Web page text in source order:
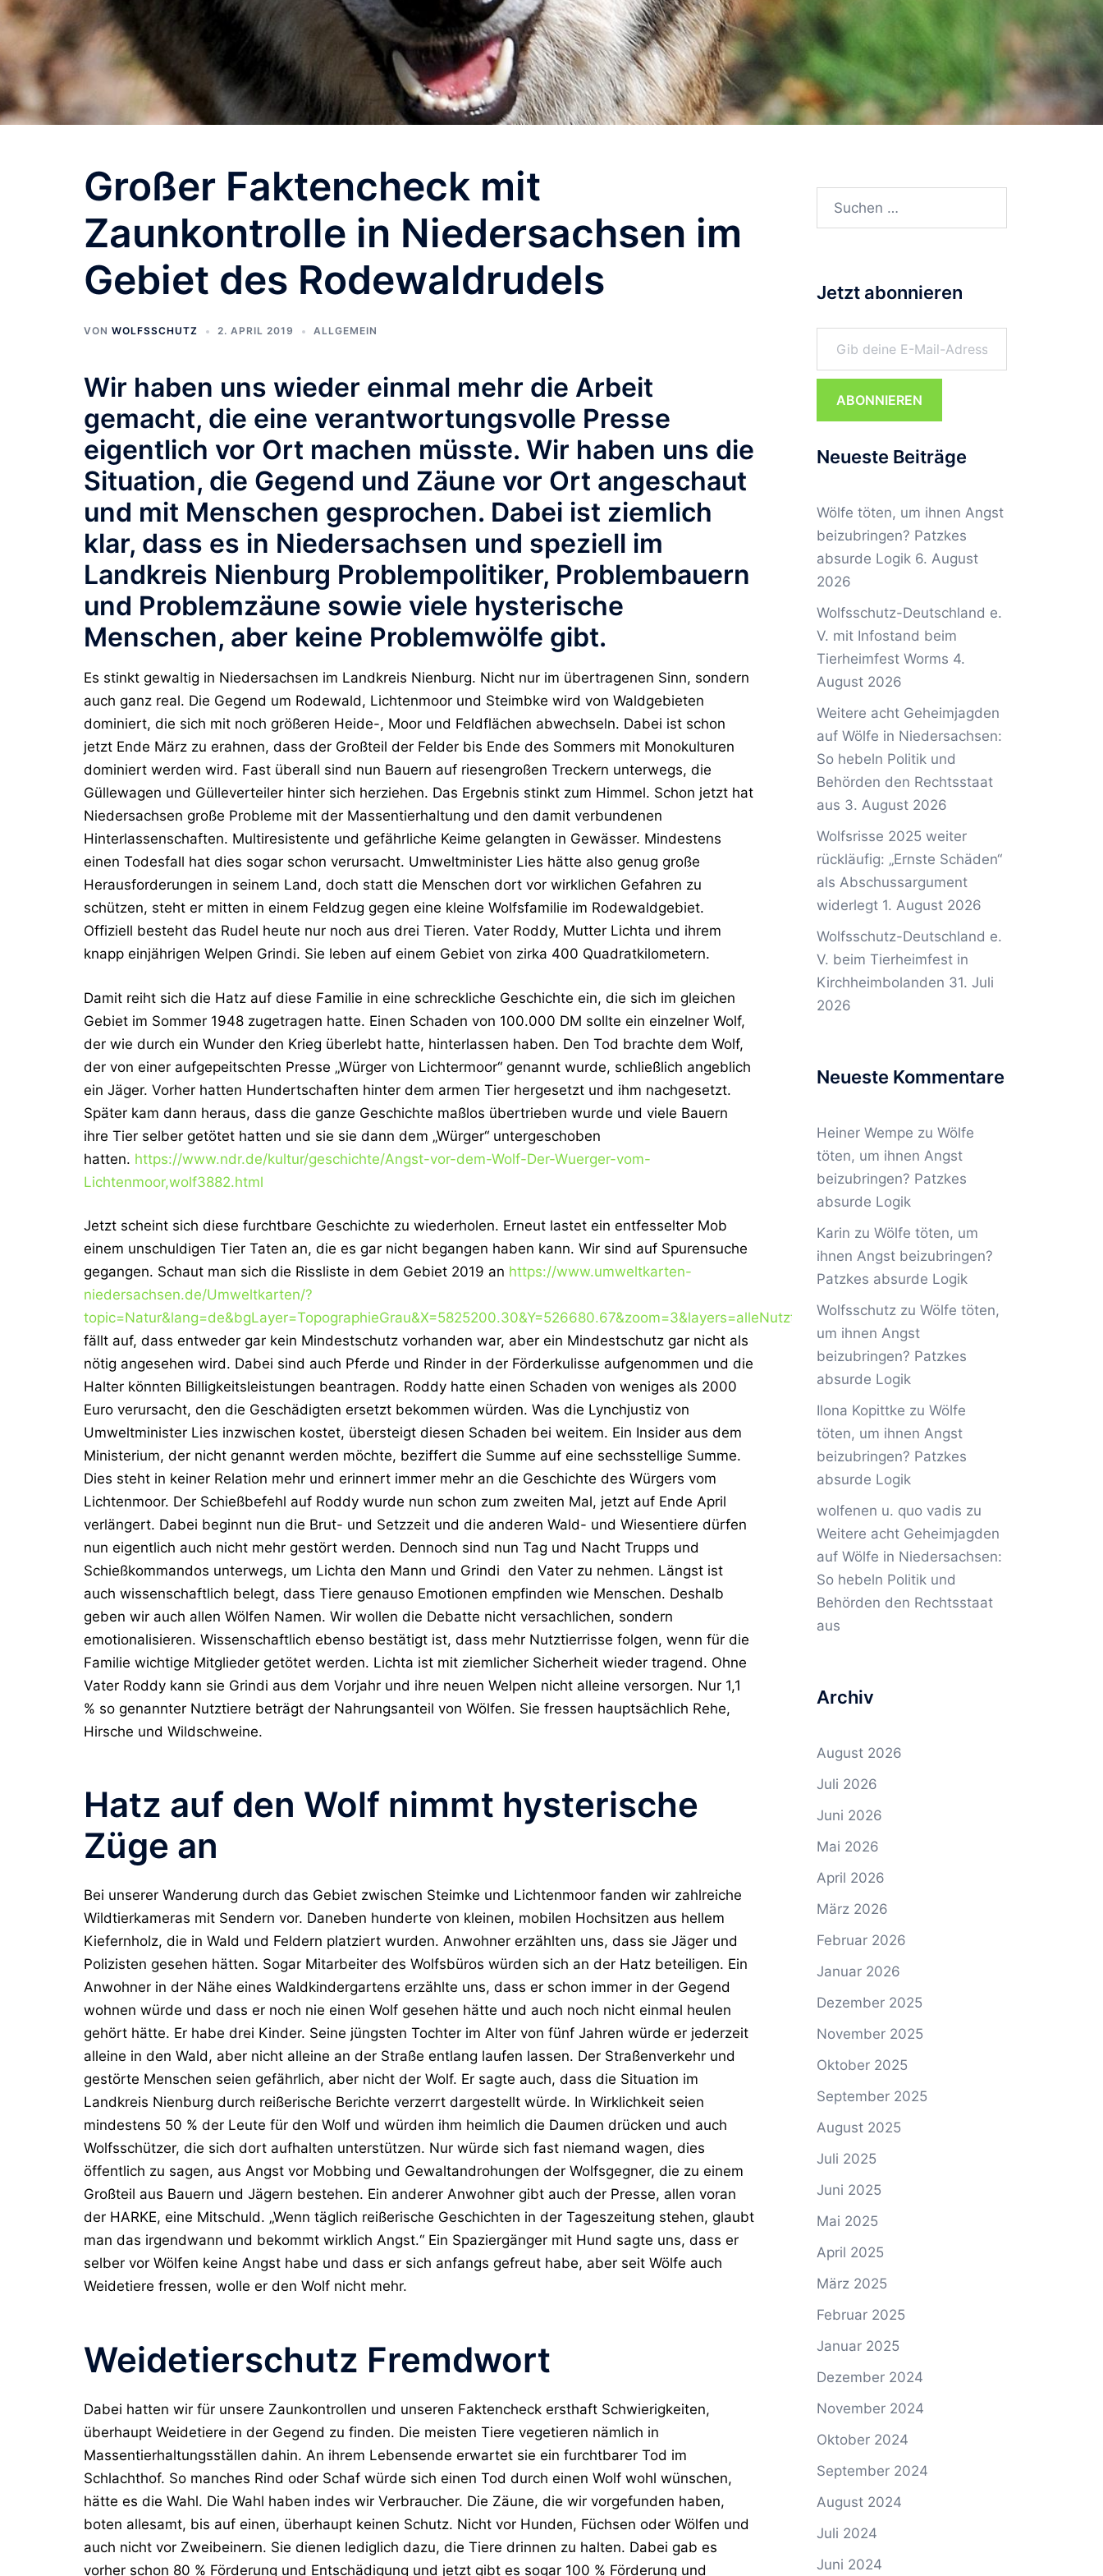
Großer Faktencheck mit
Zaunkontrolle in Niedersachsen im
Gebiet des Rodewaldrudels
VON WOLFSSCHUTZ 2. APRIL 2019 ALLGEMEIN
Wir haben uns wieder einmal mehr die Arbeit
gemacht, die eine verantwortungsvolle Presse
eigentlich vor Ort machen müsste. Wir haben uns die
Situation, die Gegend und Zäune vor Ort angeschaut
und mit Menschen gesprochen. Dabei ist ziemlich
klar, dass es in Niedersachsen und speziell im
Landkreis Nienburg Problempolitiker, Problembauern
und Problemzäune sowie viele hysterische
Menschen, aber keine Problemwölfe gibt.
Es stinkt gewaltig in Niedersachsen im Landkreis Nienburg. Nicht nur im übertragenen Sinn, sondern
auch ganz real. Die Gegend um Rodewald, Lichtenmoor und Steimbke wird von Waldgebieten
dominiert, die sich mit noch größeren Heide-, Moor und Feldflächen abwechseln. Dabei ist schon
jetzt Ende März zu erahnen, dass der Großteil der Felder bis Ende des Sommers mit Monokulturen
dominiert werden wird. Fast überall sind nun Bauern auf riesengroßen Treckern unterwegs, die
Güllewagen und Gülleverteiler hinter sich herziehen. Das Ergebnis stinkt zum Himmel. Schon jetzt hat
Niedersachsen große Probleme mit der Massentierhaltung und den damit verbundenen
Hinterlassenschaften. Multiresistente und gefährliche Keime gelangten in Gewässer. Mindestens
einen Todesfall hat dies sogar schon verursacht. Umweltminister Lies hätte also genug große
Herausforderungen in seinem Land, doch statt die Menschen dort vor wirklichen Gefahren zu
schützen, steht er mitten in einem Feldzug gegen eine kleine Wolfsfamilie im Rodewaldgebiet.
Offiziell besteht das Rudel heute nur noch aus drei Tieren. Vater Roddy, Mutter Lichta und ihrem
knapp einjährigen Welpen Grindi. Sie leben auf einem Gebiet von zirka 400 Quadratkilometern.
Damit reiht sich die Hatz auf diese Familie in eine schreckliche Geschichte ein, die sich im gleichen
Gebiet im Sommer 1948 zugetragen hatte. Einen Schaden von 100.000 DM sollte ein einzelner Wolf,
der wie durch ein Wunder den Krieg überlebt hatte, hinterlassen haben. Den Tod brachte dem Wolf,
der von einer aufgepeitschten Presse „Würger von Lichtermoor“ genannt wurde, schließlich angeblich
ein Jäger. Vorher hatten Hundertschaften hinter dem armen Tier hergesetzt und ihm nachgesetzt.
Später kam dann heraus, dass die ganze Geschichte maßlos übertrieben wurde und viele Bauern
ihre Tier selber getötet hatten und sie sie dann dem „Würger“ untergeschoben
hatten. https://www.ndr.de/kultur/geschichte/Angst-vor-dem-Wolf-Der-Wuerger-vom-
Lichtenmoor,wolf3882.html
Jetzt scheint sich diese furchtbare Geschichte zu wiederholen. Erneut lastet ein entfesselter Mob
einem unschuldigen Tier Taten an, die es gar nicht begangen haben kann. Wir sind auf Spurensuche
gegangen. Schaut man sich die Rissliste in dem Gebiet 2019 an https://www.umweltkarten-
niedersachsen.de/Umweltkarten/?
topic=Natur&lang=de&bgLayer=TopographieGrau&X=5825200.30&Y=526680.67&zoom=3&layers=alleNutztierschaeden_2019
fällt auf, dass entweder gar kein Mindestschutz vorhanden war, aber ein Mindestschutz gar nicht als
nötig angesehen wird. Dabei sind auch Pferde und Rinder in der Förderkulisse aufgenommen und die
Halter könnten Billigkeitsleistungen beantragen. Roddy hatte einen Schaden von weniges als 2000
Euro verursacht, den die Geschädigten ersetzt bekommen würden. Was die Lynchjustiz von
Umweltminister Lies inzwischen kostet, übersteigt diesen Schaden bei weitem. Ein Insider aus dem
Ministerium, der nicht genannt werden möchte, beziffert die Summe auf eine sechsstellige Summe.
Dies steht in keiner Relation mehr und erinnert immer mehr an die Geschichte des Würgers vom
Lichtenmoor. Der Schießbefehl auf Roddy wurde nun schon zum zweiten Mal, jetzt auf Ende April
verlängert. Dabei beginnt nun die Brut- und Setzzeit und die anderen Wald- und Wiesentiere dürfen
nun eigentlich auch nicht mehr gestört werden. Dennoch sind nun Tag und Nacht Trupps und
Schießkommandos unterwegs, um Lichta den Mann und Grindi den Vater zu nehmen. Längst ist
auch wissenschaftlich belegt, dass Tiere genauso Emotionen empfinden wie Menschen. Deshalb
geben wir auch allen Wölfen Namen. Wir wollen die Debatte nicht versachlichen, sondern
emotionalisieren. Wissenschaftlich ebenso bestätigt ist, dass mehr Nutztierrisse folgen, wenn für die
Familie wichtige Mitglieder getötet werden. Lichta ist mit ziemlicher Sicherheit wieder tragend. Ohne
Vater Roddy kann sie Grindi aus dem Vorjahr und ihre neuen Welpen nicht alleine versorgen. Nur 1,1
% so genannter Nutztiere beträgt der Nahrungsanteil von Wölfen. Sie fressen hauptsächlich Rehe,
Hirsche und Wildschweine.
Hatz auf den Wolf nimmt hysterische
Züge an
Bei unserer Wanderung durch das Gebiet zwischen Steimke und Lichtenmoor fanden wir zahlreiche
Wildtierkameras mit Sendern vor. Daneben hunderte von kleinen, mobilen Hochsitzen aus hellem
Kiefernholz, die in Wald und Feldern platziert wurden. Anwohner erzählten uns, dass sie Jäger und
Polizisten gesehen hätten. Sogar Mitarbeiter des Wolfsbüros würden sich an der Hatz beteiligen. Ein
Anwohner in der Nähe eines Waldkindergartens erzählte uns, dass er schon immer in der Gegend
wohnen würde und dass er noch nie einen Wolf gesehen hätte und auch noch nicht einmal heulen
gehört hätte. Er habe drei Kinder. Seine jüngsten Tochter im Alter von fünf Jahren würde er jederzeit
alleine in den Wald, aber nicht alleine an der Straße entlang laufen lassen. Der Straßenverkehr und
gestörte Menschen seien gefährlich, aber nicht der Wolf. Er sagte auch, dass die Situation im
Landkreis Nienburg durch reißerische Berichte verzerrt dargestellt würde. In Wirklichkeit seien
mindestens 50 % der Leute für den Wolf und würden ihm heimlich die Daumen drücken und auch
Wolfsschützer, die sich dort aufhalten unterstützen. Nur würde sich fast niemand wagen, dies
öffentlich zu sagen, aus Angst vor Mobbing und Gewaltandrohungen der Wolfsgegner, die zu einem
Großteil aus Bauern und Jägern bestehen. Ein anderer Anwohner gibt auch der Presse, allen voran
der HARKE, eine Mitschuld. „Wenn täglich reißerische Geschichten in der Tageszeitung stehen, glaubt
man das irgendwann und bekommt wirklich Angst.“ Ein Spaziergänger mit Hund sagte uns, dass er
selber vor Wölfen keine Angst habe und dass er sich anfangs gefreut habe, aber seit Wölfe auch
Weidetiere fressen, wolle er den Wolf nicht mehr.
Weidetierschutz Fremdwort
Dabei hatten wir für unsere Zaunkontrollen und unseren Faktencheck ersthaft Schwierigkeiten,
überhaupt Weidetiere in der Gegend zu finden. Die meisten Tiere vegetieren nämlich in
Massentierhaltungsställen dahin. An ihrem Lebensende erwartet sie ein furchtbarer Tod im
Schlachthof. So manches Rind oder Schaf würde sich einen Tod durch einen Wolf wohl wünschen,
hätte es die Wahl. Die Wahl haben indes wir Verbraucher. Die Zäune, die wir vorgefunden haben,
boten allesamt, bis auf einen, überhaupt keinen Schutz. Nicht vor Hunden, Füchsen oder Wölfen und
auch nicht vor Zweibeinern. Sie dienen lediglich dazu, die Tiere drinnen zu halten. Dabei gab es
vorher schon 80 % Förderung und Entschädigung und jetzt gibt es sogar 100 % Förderung und
Suchen
Jetzt abonnieren
Gib deine E-Mail-Adresse ein ...
ABONNIEREN
Neueste Beiträge
Wölfe töten, um ihnen Angst
beizubringen? Patzkes
absurde Logik 6. August
2026
Wolfsschutz-Deutschland e.
V. mit Infostand beim
Tierheimfest Worms 4.
August 2026
Weitere acht Geheimjagden
auf Wölfe in Niedersachsen:
So hebeln Politik und
Behörden den Rechtsstaat
aus 3. August 2026
Wolfsrisse 2025 weiter
rückläufig: „Ernste Schäden“
als Abschussargument
widerlegt 1. August 2026
Wolfsschutz-Deutschland e.
V. beim Tierheimfest in
Kirchheimbolanden 31. Juli
2026
Neueste Kommentare
Heiner Wempe zu Wölfe
töten, um ihnen Angst
beizubringen? Patzkes
absurde Logik
Karin zu Wölfe töten, um
ihnen Angst beizubringen?
Patzkes absurde Logik
Wolfsschutzzu Wölfe töten,
um ihnen Angst
beizubringen? Patzkes
absurde Logik
Ilona Kopittke zu Wölfe
töten, um ihnen Angst
beizubringen? Patzkes
absurde Logik
wolfenen u. quo vadis zu
Weitere acht Geheimjagden
auf Wölfe in Niedersachsen:
So hebeln Politik und
Behörden den Rechtsstaat
aus
Archiv
August 2026
Juli 2026
Juni 2026
Mai 2026
April 2026
März 2026
Februar 2026
Januar 2026
Dezember 2025
November 2025
Oktober 2025
September 2025
August 2025
Juli 2025
Juni 2025
Mai 2025
April 2025
März 2025
Februar 2025
Januar 2025
Dezember 2024
November 2024
Oktober 2024
September 2024
August 2024
Juli 2024
Juni 2024